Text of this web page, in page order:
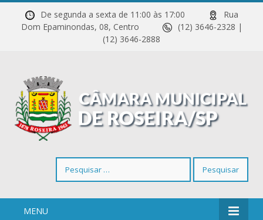
De segunda a sexta de 11:00 às 17:00
Rua
Dom Epaminondas, 08, Centro
(12) 3646-2328 |
(12) 3646-2888
por:
MENU